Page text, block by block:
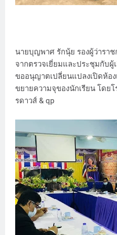
นายบุญพาศ รักนุ้ย รองผู้ว่าราช
จากตรวจเยี่ยมและประชุมกับผู้
ขออนุญาตเปลี่ยนแปลงเปิดห้อง
ขยายความจุของนักเรียน โดยโ
รดาวส์ & qp